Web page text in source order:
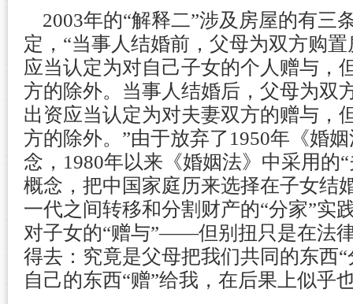
2003年的“解释二”涉及房屋的有三
定，“当事人结婚前，父母为双方购
应当认定为对自己子女的个人赠与，
方的除外。当事人结婚后，父母为双
出资应当认定为对夫妻双方的赠与，
方的除外。”由于放弃了1950年《婚
念，1980年以来《婚姻法》中采用的
概念，把中国家庭历来选择在子女结
一代之间转移和分割财产的“分家”实
对子女的“赠与”——但别扭只是在法
得去：究竟是父母把我们共同的东西
自己的东西“赠”给我，在后果上似乎